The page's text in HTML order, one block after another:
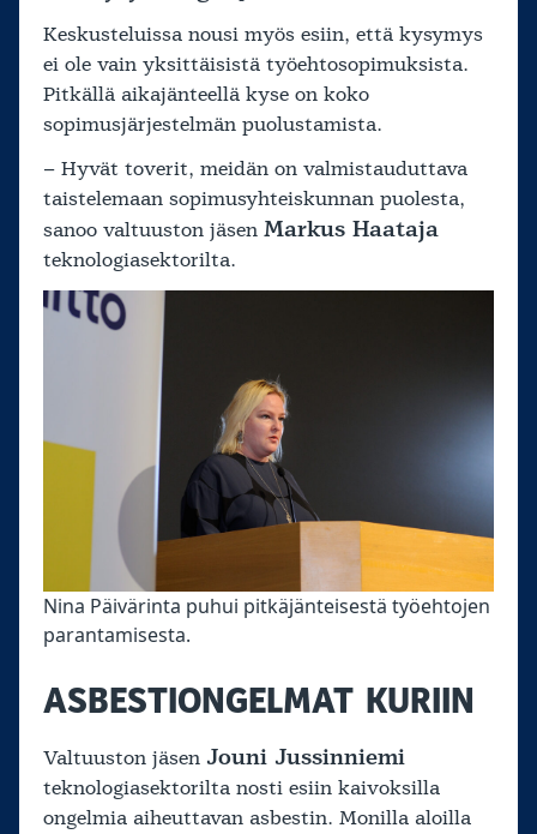
Keskusteluissa nousi myös esiin, että kysymys
ei ole vain yksittäisistä työehtosopimuksista.
Pitkällä aikajänteellä kyse on koko
sopimusjärjestelmän puolustamista.
– Hyvät toverit, meidän on valmistauduttava
taistelemaan sopimusyhteiskunnan puolesta,
sanoo valtuuston jäsen Markus Haataja
teknologiasektorilta.
Nina Päivärinta puhui pitkäjänteisestä työehtojen
parantamisesta.
ASBESTIONGELMAT KURIIN
Valtuuston jäsen Jouni Jussinniemi
teknologiasektorilta nosti esiin kaivoksilla
ongelmia aiheuttavan asbestin. Monilla aloilla